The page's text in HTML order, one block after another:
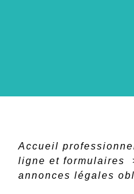
Accueil
ligne et formulaires
annonces légales